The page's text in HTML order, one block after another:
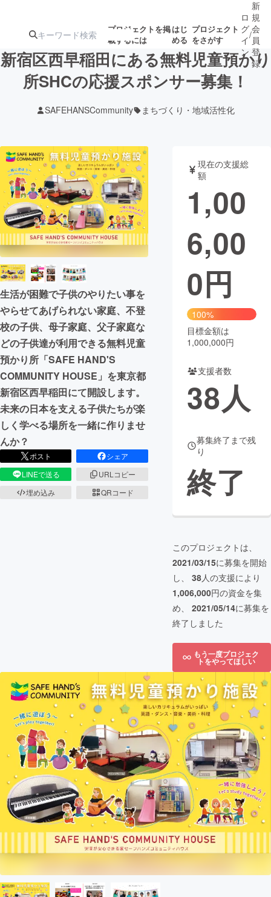
プロジェクトを掲
載するには
はじ
める
プロジェクト
をさがす
ターン
ジェクト
募集終了が近いプ
ロジェクト
もうすぐ公開
されます
アート・写真 音楽
テクノロジー・ガジェット ゲーム・サ
映像・映画
まちづくり・地域活性化
CAMPFIRE for Social Good
CAMPFIRE Creation
CAMPFIREふるさと納税machi-ya コミュニティ
ロ
グ
イ
ン
/
新
規
会
員
登
録
新宿区西早稲田にある無料児童預かり
所SHCの応援スポンサー募集！
SAFEHANSCommunity まちづくり・地域活性化
生活が困難で子供のやりたい事を
やらせてあげられない家庭、不登
校の子供、母子家庭、父子家庭な
どの子供達が利用できる無料児童
預かり所「SAFE HAND'S
COMMUNITY HOUSE」を東京都
新宿区西早稲田にて開設します。
未来の日本を支える子供たちが楽
しく学べる場所を一緒に作りませ
んか？
ポスト
シェア
LINEで送る
URLコピー
埋め込み
QRコード
現在の支援総
額
1,00
6,00
0円
100%
目標金額は
1,000,000円
支援者数
38人
募集終了まで残
り
終了
このプロジェクトは、
2021/03/15に募集を開始
し、 38人の支援により
1,006,000円の資金を集
め、 2021/05/14に募集を
終了しました
もう一度プロジェク
トをやってほしい